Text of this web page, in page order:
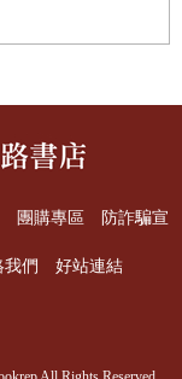
團購專區
防詐騙宣
我們 好站連結